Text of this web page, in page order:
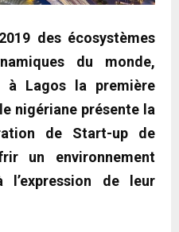
des écosystèmes
du monde,
à Lagos la première
nigériane présente la
de Start-up de
un environnement
l’expression de leur